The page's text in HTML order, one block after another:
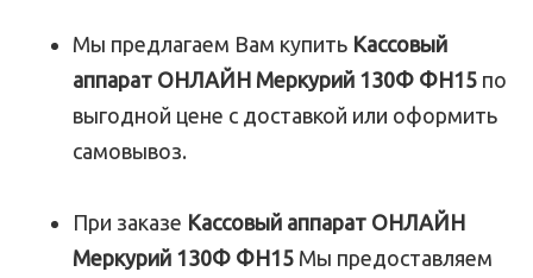
Мы предлагаем Вам купить Кассовый
аппарат ОНЛАЙН Меркурий 130Ф ФН15 по
выгодной цене с доставкой или оформить
самовывоз.
При заказе Кассовый аппарат ОНЛАЙН
Меркурий 130Ф ФН15 Мы предоставляем